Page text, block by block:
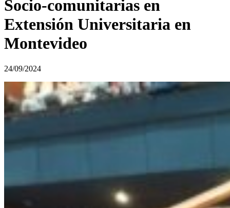
Socio-comunitarias en
Extensión Universitaria en
Montevideo
24/09/2024